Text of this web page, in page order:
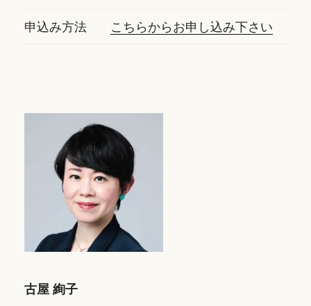
申込み方法 こちらからお申し込み下さい
古屋 絢子